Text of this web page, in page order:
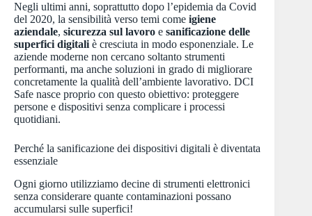
Negli ultimi anni, soprattutto dopo l’epidemia da Covid
del 2020, la sensibilità verso temi come igiene
aziendale, sicurezza sul lavoro e sanificazione delle
superfici digitali è cresciuta in modo esponenziale. Le
aziende moderne non cercano soltanto strumenti
performanti, ma anche soluzioni in grado di migliorare
concretamente la qualità dell’ambiente lavorativo. DCI
Safe nasce proprio con questo obiettivo: proteggere
persone e dispositivi senza complicare i processi
quotidiani.
Perché la sanificazione dei dispositivi digitali è diventata
essenziale
Ogni giorno utilizziamo decine di strumenti elettronici
senza considerare quante contaminazioni possano
accumularsi sulle superfici!